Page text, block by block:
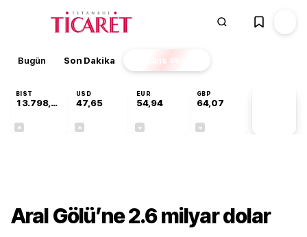
Bugün Son Dakika Finans EKSTRA
BIST
13.798,82
USD
47,65
EUR
54,94
GBP
64,07
Aral Gölü’ne 2.6 milyar dolar